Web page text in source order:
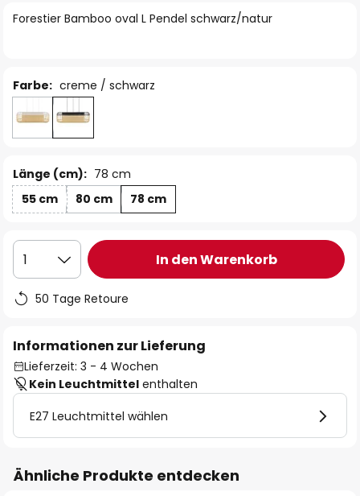
springen
Forestier Bamboo oval L Pendel schwarz/natur
Farbe: creme / schwarz
Länge (cm): 78 cm
55 cm
80 cm 78 cm
1 In den Warenkorb
50 Tage Retoure
Informationen zur Lieferung
Lieferzeit: 3 - 4 Wochen
Kein Leuchtmittel enthalten
E27 Leuchtmittel wählen
Ähnliche Produkte entdecken